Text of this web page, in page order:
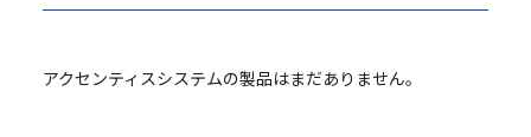
アクセンティスシステムの製品はまだありません。